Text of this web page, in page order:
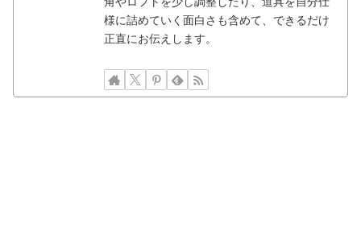
様に詰めていく面白さも含めて、できるだけ
正直にお伝えします。